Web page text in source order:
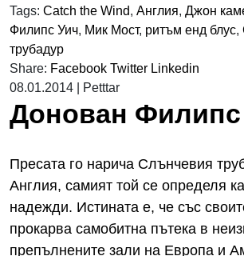
Tags: Catch the Wind, Англия, Джон
Филипс Уич, Мик Мост, ритъм енд блус,
трубадур
Share: Facebook Twitter Linkedin
08.01.2014
Petttar
Донован Филипс
Пресата го нарича Слънчевия
Англия, самият той се определя
надежди. Истината е, че със
прокарва самобитна пътека в
препълнените зали на Европа и